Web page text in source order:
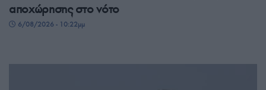
αποχώρησης στο νότο
6/08/2026 - 10:22μμ